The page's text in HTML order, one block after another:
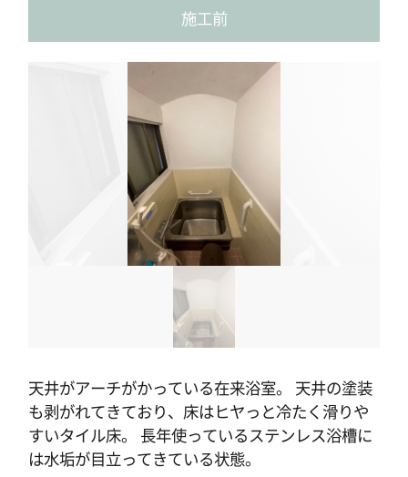
施工前
天井がアーチがかっている在来浴室。 天井の塗装
も剥がれてきており、床はヒヤっと冷たく滑りや
すいタイル床。 長年使っているステンレス浴槽に
は水垢が目立ってきている状態。